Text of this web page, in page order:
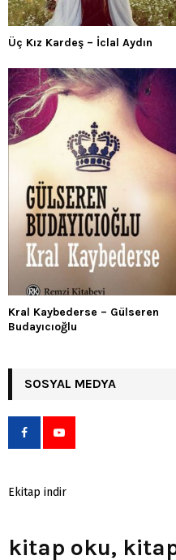
Üç Kız Kardeş – İclal Aydın
Kral Kaybederse – Gülseren
Budayıcıoğlu
SOSYAL MEDYA
Ekitap indir
kitap oku,